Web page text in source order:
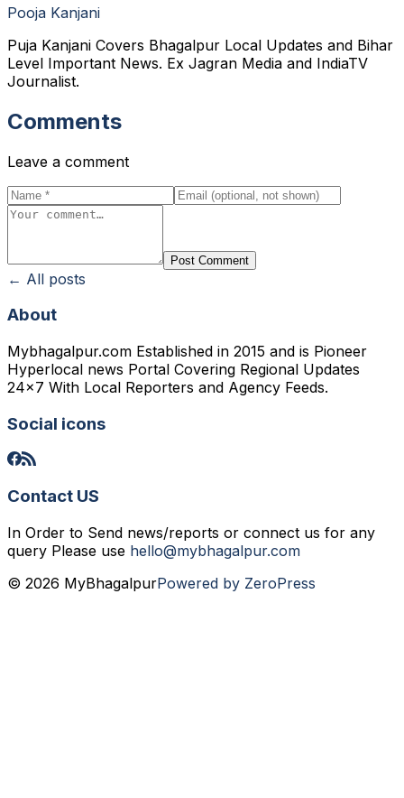
Pooja Kanjani
Puja Kanjani Covers Bhagalpur Local Updates and Bihar
Level Important News. Ex Jagran Media and IndiaTV
Journalist.
Comments
Leave a comment
Post Comment
← All posts
About
Mybhagalpur.com Established in 2015 and is Pioneer
Hyperlocal news Portal Covering Regional Updates
24x7 With Local Reporters and Agency Feeds.
Social icons
Contact US
In Order to Send news/reports or connect us for any
query Please use hello@mybhagalpur.com
© 2026 MyBhagalpurPowered by ZeroPress